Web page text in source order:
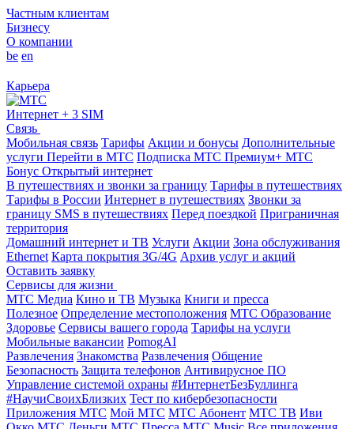
Частным клиентам
Бизнесу
О компании
be en
Карьера
Интернет + 3 SIM
Связь
Мобильная связь Тарифы Акции и бонусы Дополнительные
услуги Перейти в МТС Подписка МТС Премиум+ МТС
Бонус Открытый интернет
В путешествиях и звонки за границу Тарифы в путешествиях
Тарифы в России Интернет в путешествиях Звонки за
границу SMS в путешествиях Перед поездкой Приграничная
территория
Домашний интернет и ТВ Услуги Акции Зона обслуживания
Ethernet Карта покрытия 3G/4G Архив услуг и акций
Оставить заявку
Сервисы для жизни
МТС Медиа Кино и ТВ Музыка Книги и пресса
Полезное Определение местоположения МТС Образование
Здоровье Сервисы вашего города Тарифы на услуги
Мобильные вакансии PomogAI
Развлечения Знакомства Развлечения Общение
Безопасность Защита телефонов Антивирусное ПО
Управление системой охраны #ИнтернетБезБуллинга
#НаучиСвоихБлизких Тест по кибербезопасности
Приложения МТС Мой МТС МТС Абонент МТС ТВ Иви